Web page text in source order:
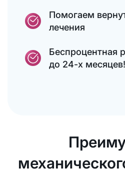
Помогаем
лечения
Беспроцентная
до 24-х месяцев!